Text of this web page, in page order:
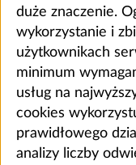
duże znaczenie.
wykorzystanie i
użytkownikach
minimum
usług na
cookies
prawidłowego
analizy liczby